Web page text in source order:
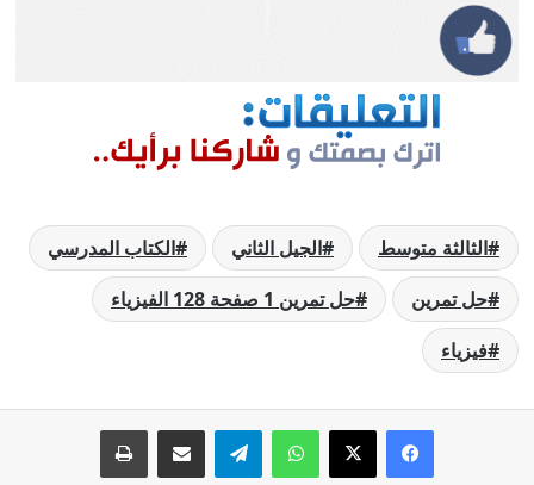
الثالثة متوسط الجيل الثاني
الكتاب المدرسي
حل تمرين
حل تمرين 1 صفحة 128 الفيزياء
فيزياء
فيسبوك
‫X واتسابتيلقراممشاركة عبر البريد طباعة